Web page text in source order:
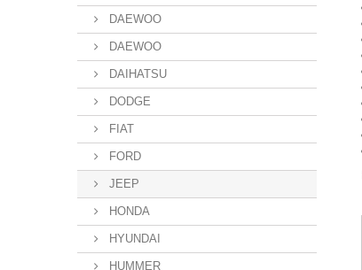
DAEWOO
DAEWOO
DAIHATSU
DODGE
FIAT
FORD
JEEP
HONDA
HYUNDAI
HUMMER